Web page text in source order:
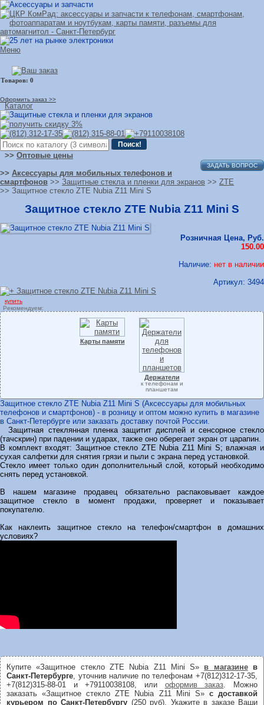
Меню
Оформить заказ >>
Каталог
>> Оптовые цены
ЗАДАТЬ ВОПРОС
>> Аксессуары для мобильных телефонов и
смартфонов >> Защитные стекла и пленки для экранов >> ZTE
>> Защитное стекло ZTE Nubia Z11 Mini S
Защитное стекло ZTE Nubia Z11 Mini S
Розничная Цена, Руб.
150.00
Наличие: нет в наличии
Артикул: 3494
купить
Рекомендуем:
Карты памяти
Держатели
к телефонам и
планшетам
Защитное стекло ZTE Nubia Z11 Mini S (Аксессуары для мобильных
телефонов и смартфонов) - в розницу и оптом можно купить в магазине
в Санкт-Петербурге или заказать доставку почтой России.
Защитная стеклянная пленка защитит дисплей и сенсорное стекло
(тачскрин) при падении и ударах, также оно оберегает экран от царапин.
В комплект входят: Защитное стекло ZTE Nubia Z11 Mini S; влажная и
сухая салфетки для снятия грязи и пыли с экрана перед установкой.
Стекло имеет только один дополнительный слой, который необходимо
снять перед установкой.
В нашем магазине продавец обязательно распаковывает каждое
защитное стекло в момент продажи, проверяет и показывает
покупателю.
Как наклеить защитное стекло на телефон/смартфон в домашних
условиях?
Купите «Защитное стекло ZTE Nubia Z11 Mini S» в магазинев
Санкт-Петербурге, уточнив наличие по телефонам +7(812)312-17-35,
+7(812)315-88-01 и +79110038108, или оформив заказ. Можно
заказать «Защитное стекло ZTE Nubia Z11 Mini S» с доставкой
курьером по Санкт-Петербургу (250 руб). Укажите в заказе Ваши